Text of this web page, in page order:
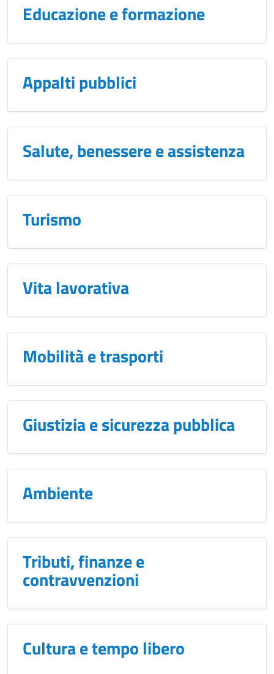
Educazione e formazione
Appalti pubblici
Salute, benessere e assistenza
Turismo
Vita lavorativa
Mobilità e trasporti
Giustizia e sicurezza pubblica
Ambiente
Tributi, finanze e
contravvenzioni
Cultura e tempo libero